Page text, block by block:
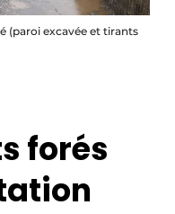
(paroi excavée et tirants
forés